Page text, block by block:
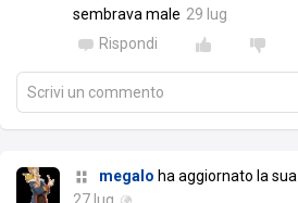
sembrava male 29 lug
Rispondi
Scrivi un commento
megalo ha aggiornato la sua